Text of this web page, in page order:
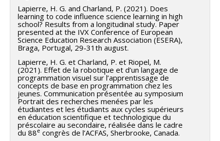
Lapierre, H. G. and Charland, P. (2021). Does
learning to code influence science learning in high
school? Results from a longitudinal study. Paper
presented at the IVX Conference of European
Science Education Research Association (ESERA),
Braga, Portugal, 29-31th august.
Lapierre, H. G. et Charland, P. et Riopel, M.
(2021). Effet de la robotique et d’un langage de
programmation visuel sur l’apprentissage de
concepts de base en programmation chez les
jeunes. Communication présentée au symposium
Portrait des recherches menées par les
étudiantes et les étudiants aux cycles supérieurs
en éducation scientifique et technologique du
préscolaire au secondaire, réalisée dans le cadre
du 88e congrès de l’ACFAS, Sherbrooke, Canada.